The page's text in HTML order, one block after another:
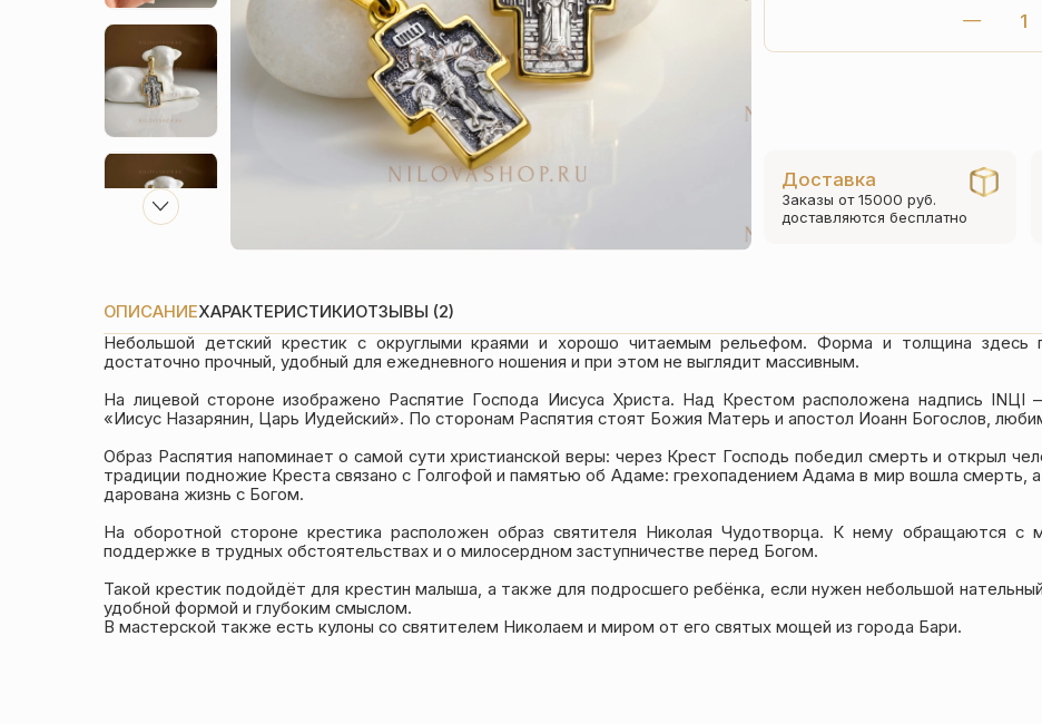
Доставка
Заказы от 15000 руб.
доставляются бесплатно
ОПИСАНИЕХАРАКТЕРИСТИКИОТЗЫВЫ (2)
Небольшой детский крестик с округлыми краями и хорошо читаемым рельефом. Форма и толщина здесь
достаточно прочный, удобный для ежедневного ношения и при этом не выглядит массивным.
На лицевой стороне изображено Распятие Господа Иисуса Христа. Над Крестом расположена надпись INЦI
«Иисус Назарянин, Царь Иудейский». По сторонам Распятия стоят Божия Матерь и апостол Иоанн Богослов,
Образ Распятия напоминает о самой сути христианской веры: через Крест Господь победил смерть и открыл
традиции подножие Креста связано с Голгофой и памятью об Адаме: грехопадением Адама в мир вошла смерть,
дарована жизнь с Богом.
На оборотной стороне крестика расположен образ святителя Николая Чудотворца. К нему обращаются
поддержке в трудных обстоятельствах и о милосердном заступничестве перед Богом.
Такой крестик подойдёт для крестин малыша, а также для подросшего ребёнка, если нужен небольшой
удобной формой и глубоким смыслом.
В мастерской также есть кулоны со святителем Николаем и миром от его святых мощей из города Бари.